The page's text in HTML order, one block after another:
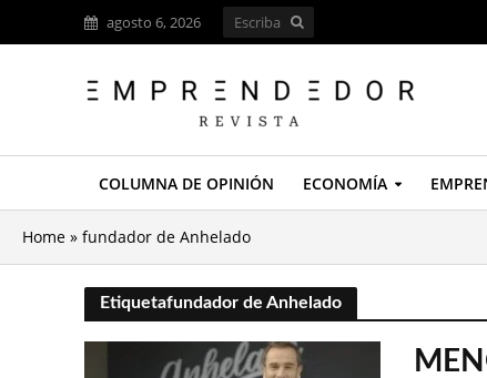
agosto 6, 2026
COLUMNA DE OPINIÓN ECONOMÍA
Home » fundador de Anhelado
Etiquetafundador de Anhelado